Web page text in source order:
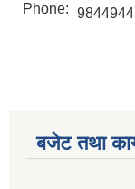
Phone:
बजेट तथा